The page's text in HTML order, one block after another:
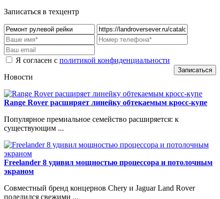
Записаться в техцентр
Я согласен с политикой конфиденциальности
Новости
Range Rover расширяет линейку обтекаемым кросс-купе
Популярное премиальное семейство расширяется: к
существующим ...
Freelander 8 удивил мощностью процессора и потолочным
экраном
Совместный бренд концернов Chery и Jaguar Land Rover
поделился свежими ...